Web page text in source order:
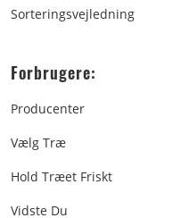
Sorteringsvejledning
Forbrugere:
Producenter
Vælg Træ
Hold Træet Friskt
Vidste Du